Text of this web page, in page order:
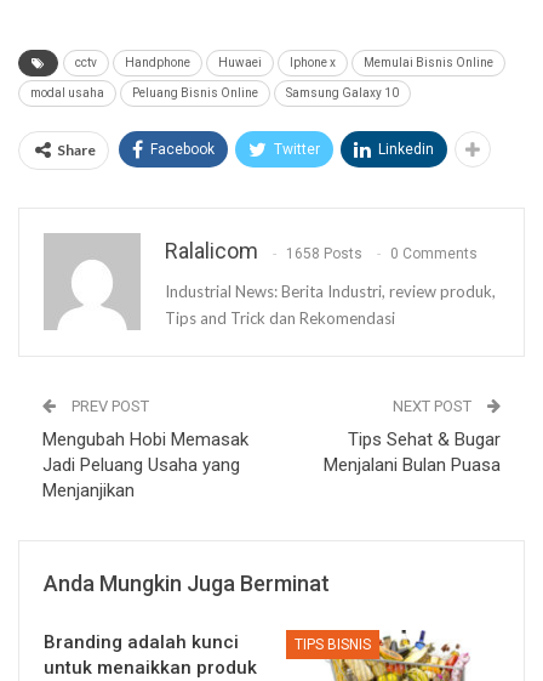
cctv Handphone Huwaei Iphone x Memulai Bisnis Online
modal usaha Peluang Bisnis Online Samsung Galaxy 10
Share Facebook Twitter Linkedin
Ralalicom 1658 Posts 0 Comments
Industrial News: Berita Industri, review produk,
Tips and Trick dan Rekomendasi
PREV POST
Mengubah Hobi Memasak
Jadi Peluang Usaha yang
Menjanjikan
NEXT POST
Tips Sehat & Bugar
Menjalani Bulan Puasa
Anda Mungkin Juga Berminat
Branding adalah kunci
untuk menaikkan produk
TIPS BISNIS